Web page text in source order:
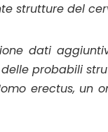
strutture del
dati
probabili
erectus, un